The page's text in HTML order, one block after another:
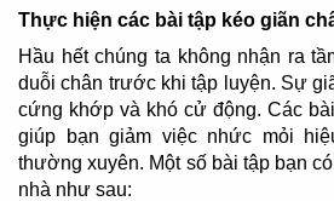
Thực hiện các bài tập kéo giãn
Hầu hết chúng ta không nhận ra
duỗi chân trước khi tập luyện. Sự
cứng khớp và khó cử động. Các
giúp bạn giảm việc nhức mỏi
thường xuyên. Một số bài tập bạn
nhà như sau: